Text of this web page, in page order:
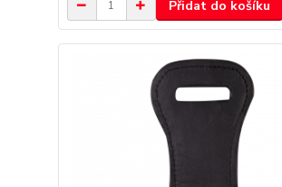
Přidat do košíku